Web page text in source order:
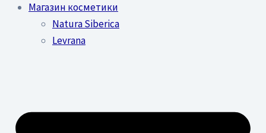
Магазин косметики
Natura Siberica
Levrana